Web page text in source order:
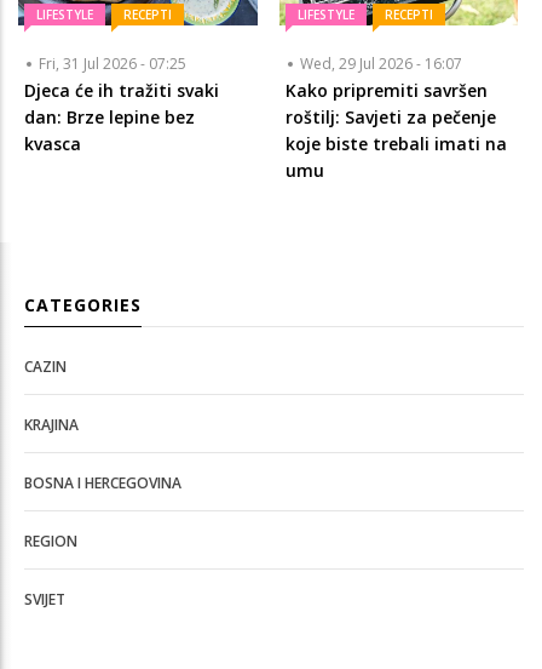
LIFESTYLE RECEPTI
Fri, 31 Jul 2026 - 07:25
Djeca će ih tražiti svaki
dan: Brze lepine bez
kvasca
LIFESTYLE RECEPTI
Wed, 29 Jul 2026 - 16:07
Kako pripremiti savršen
roštilj: Savjeti za pečenje
koje biste trebali imati na
umu
CATEGORIES
CAZIN
KRAJINA
BOSNA I HERCEGOVINA
REGION
SVIJET